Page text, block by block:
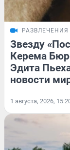
РАЗВЛЕЧЕНИЯ
Звезду
Керема
Эдита
новости
1 августа, 2026,